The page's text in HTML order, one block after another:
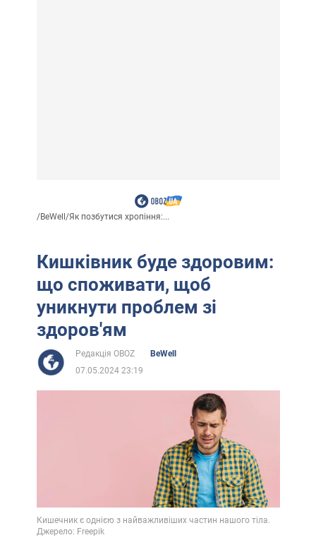
/BeWell/Як позбутися хропіння:...
Кишківник буде здоровим:
що споживати, щоб
уникнути проблем зі
здоров'ям
Редакція OBOZ
BeWell
07.05.2024 23:19
Кишечник є однією з найважливіших частин нашого тіла.
Джерело: Freepik